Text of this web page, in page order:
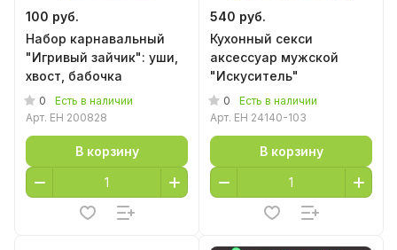
100 руб.
Набор карнавальный
"Игривый зайчик": уши,
хвост, бабочка
0
Есть в наличии
Арт. EH 200828
В корзину
540 руб.
Кухонный секси
аксессуар мужской
"Искуситель"
0
Есть в наличии
Арт. EH 24140-103
В корзину